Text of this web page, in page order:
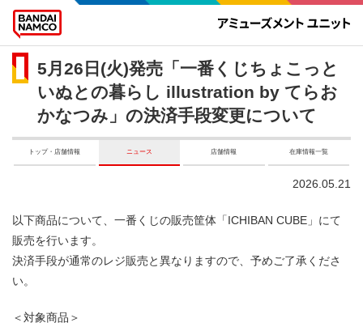
5月26日(火)発売「一番くじちょこっと
いぬとの暮らし illustration by てらお
かなつみ」の決済手段変更について
トップ・店舗情報 ニュース 店舗情報 在庫情報一覧
2026.05.21
以下商品について、一番くじの販売筐体「ICHIBAN CUBE」にて
販売を行います。
決済手段が通常のレジ販売と異なりますので、予めご了承くださ
い。
＜対象商品＞